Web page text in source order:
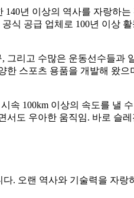
년 이상의 역사를 자랑하
식 공급 업체로 100년 이상
리고 수많은 운동선수들과
스포츠 용품을 개발해 왔으
속 100km 이상의 속도를 낼
서도 우아한 움직임. 바로 슬
. 오랜 역사와 기술력을 자랑